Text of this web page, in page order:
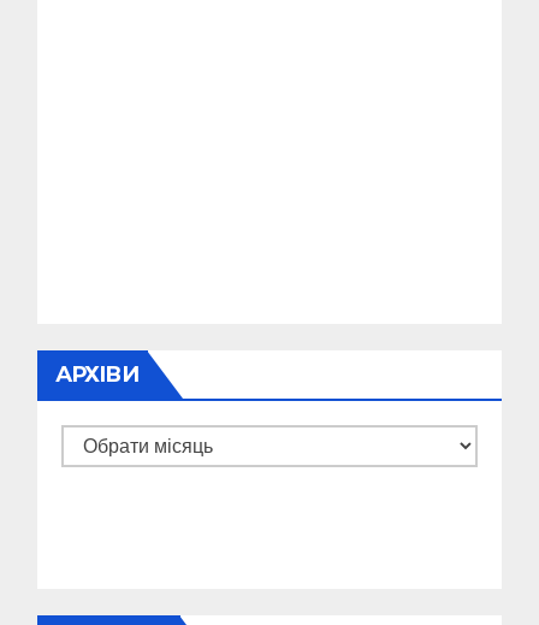
АРХІВИ
Архіви